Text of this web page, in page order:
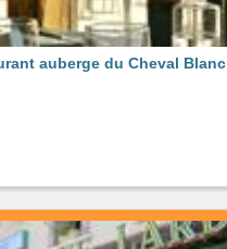
auberge du Cheval Blanc